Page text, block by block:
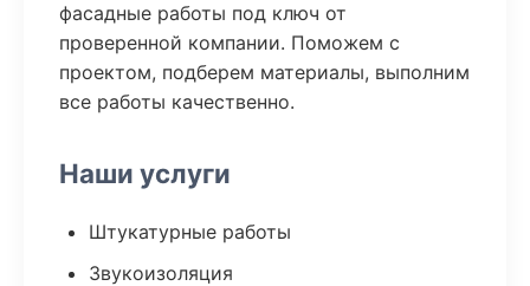
фасадные работы под ключ от
проверенной компании. Поможем с
проектом, подберем материалы, выполним
все работы качественно.
Наши услуги
Штукатурные работы
Звукоизоляция